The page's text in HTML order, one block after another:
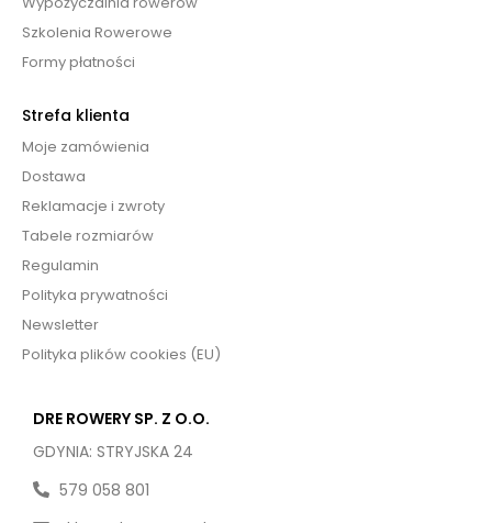
Szkolenia Rowerowe
Formy płatności
Strefa klienta
Moje zamówienia
Dostawa
Reklamacje i zwroty
Tabele rozmiarów
Regulamin
Polityka prywatności
Newsletter
Polityka plików cookies (EU)
DRE ROWERY SP. Z O.O.
GDYNIA: STRYJSKA 24
579 058 801